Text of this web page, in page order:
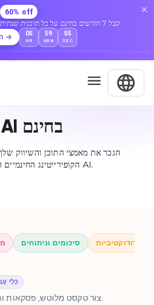
60% off
🎉 קבל 7 חודשים בחינם על כל תוכנית שנתית - ללא סיכון, בטל בכל עת
05
HR
59
MIN
54
SEC
כלי AI בחינם
הגבר את מאמצי התוכן והשיווק
הקופירייטינג החינמיים המופעלים על ידי AI.
סיכומים וניתוחים ופרודוקטיביות
10 כְּלֵי